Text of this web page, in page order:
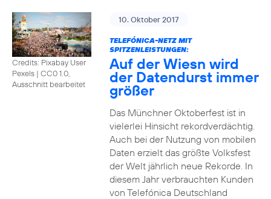
Credits: Pixabay User
Pexels | CC0 1.0,
Ausschnitt bearbeitet
10. Oktober 2017
TELEFÓNICA-NETZ MIT
SPITZENLEISTUNGEN:
Auf der Wiesn wird
der Datendurst immer
größer
Das Münchner Oktoberfest ist in
vielerlei Hinsicht rekordverdächtig.
Auch bei der Nutzung von mobilen
Daten erzielt das größte Volksfest
der Welt jährlich neue Rekorde. In
diesem Jahr verbrauchten Kunden
von Telefónica Deutschland